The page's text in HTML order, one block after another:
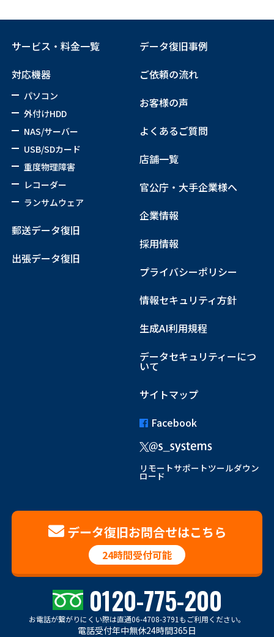
サービス・料金一覧
対応機器
パソコン
外付けHDD
NAS/サーバー
USB/SDカード
重度物理障害
レコーダー
ランサムウェア
郵送データ復旧
出張データ復旧
データ復旧事例
ご依頼の流れ
お客様の声
よくあるご質問
店舗一覧
官公庁・大手企業様へ
企業情報
採用情報
プライバシーポリシー
情報セキュリティ方針
生成AI利用規程
データセキュリティーにつ
いて
サイトマップ
Facebook
リモートサポートツールダウン
ロード
データ復旧お問合せはこちら
24時間受付可能
0120-775-200
お電話が繋がりにくい際は直通06-4708-3791もご利用ください。
電話受付年中無休24時間365日